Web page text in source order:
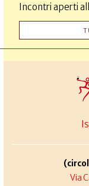
Incontri aperti
Via